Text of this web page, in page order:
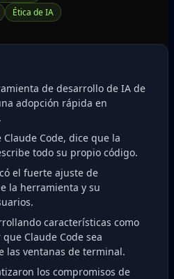
Ética de IA
de desarrollo de IA de
adopción rápida en
Code, dice que la
todo su propio código.
el fuerte ajuste de
la herramienta y su
características como
Claude Code sea
las ventanas de terminal.
los compromisos de